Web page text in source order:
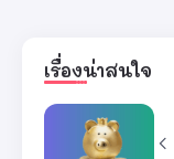
เรื่องน่าสนใจ